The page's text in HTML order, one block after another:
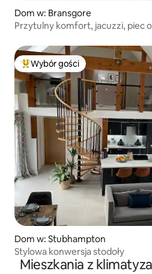
Dom w: Bransgore
Przytulny komfort, jacuzzi, piec
Najpopularniejsze z kategorii
Wybór gości
Dom w: Stubhampton
Stylowa konwersja stodoły
Mieszkania z